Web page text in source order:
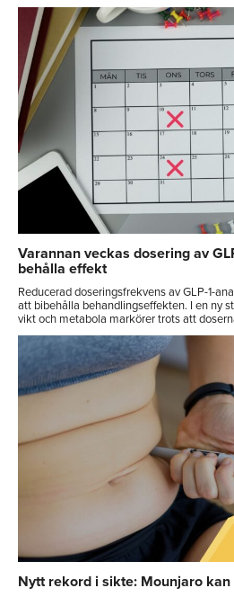
Varannan veckas dosering av
behålla effekt
Reducerad doseringsfrekvens av GLP-1-
att bibehålla behandlingseffekten. I en ny
vikt och metabola markörer trots att
Nytt rekord i sikte: Mounjaro